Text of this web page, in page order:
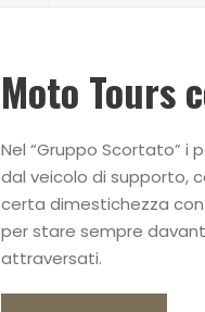
Moto Tours
Nel “Gruppo Scortato” i
dal veicolo di supporto,
certa dimestichezza
per stare sempre
attraversati.